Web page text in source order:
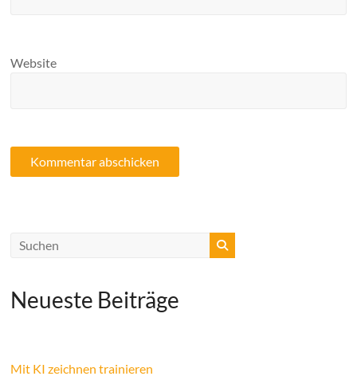
Website
Neueste Beiträge
Mit KI zeichnen trainieren